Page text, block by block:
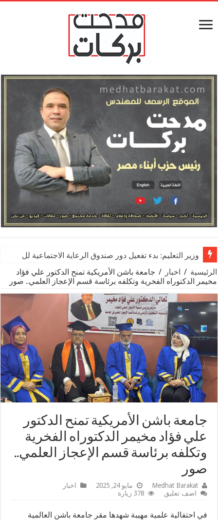
وزير التعليم: بدء تفعيل دور صندوق الرعاية الاجتماعية للمعلمين
الرئيسية / اخبار / جامعة باشن الأمريكية تمنح الدكتور علي فؤاد
مخيمر الدكتوراه الفخرية وتكلفه برئاسة قسم الإعجاز العلمي.. صور
جامعة باشن الأمريكية تمنح الدكتور
علي فؤاد مخيمر الدكتوراه الفخرية
وتكلفه برئاسة قسم الإعجاز العلمي..
صور
Medhat Barakat مايو 24, 2025
اخبار
اضف تعليق
378 زيارة
في احتفالية علمية مهيبة شهدها مقر جامعة باشن العالمية